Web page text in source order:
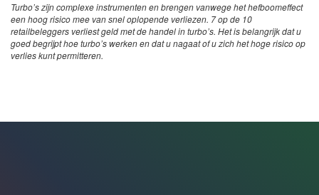
Turbo’s zijn complexe instrumenten en brengen vanwege het hefboomeffect
een hoog risico mee van snel oplopende verliezen. 7 op de 10
retailbeleggers verliest geld met de handel in turbo’s. Het is belangrijk dat u
goed begrijpt hoe turbo’s werken en dat u nagaat of u zich het hoge risico op
verlies kunt permitteren.